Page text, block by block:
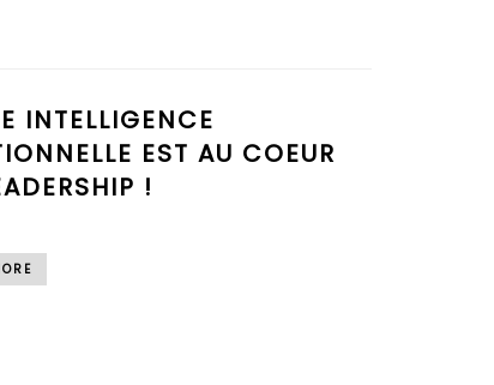
INTELLIGENCE
EST AU COEUR
!